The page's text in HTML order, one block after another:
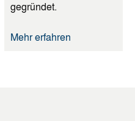
gegründet.
Mehr erfahren